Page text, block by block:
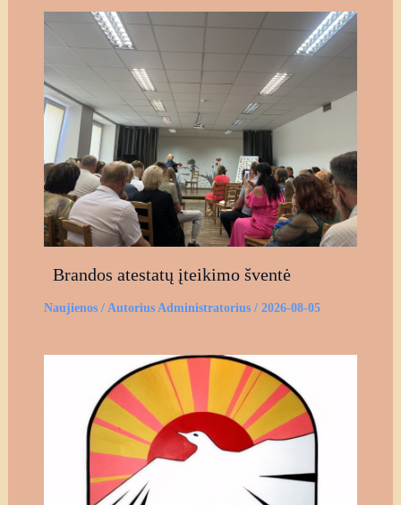
Brandos atestatų įteikimo šventė
Naujienos/ Autorius Administratorius / 2026-08-05